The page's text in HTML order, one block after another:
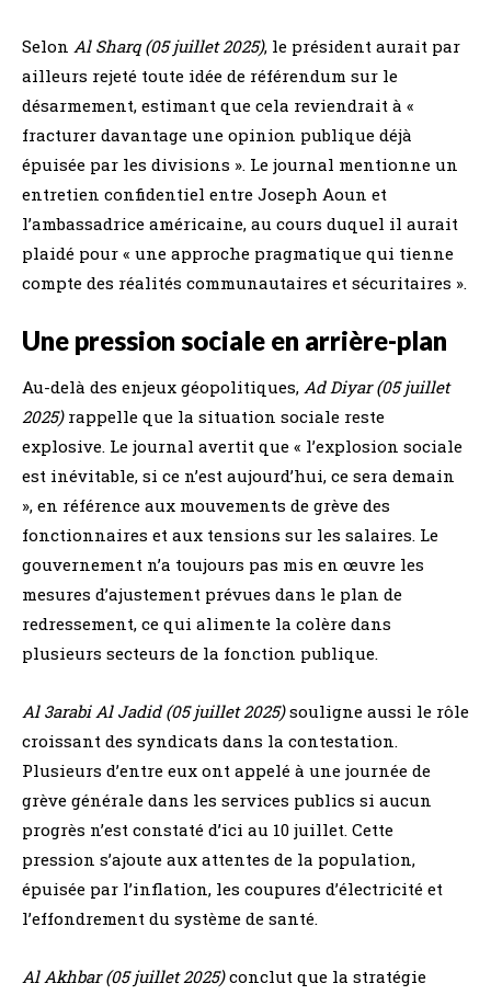
Selon Al Sharq (05 juillet 2025), le président aurait par
ailleurs rejeté toute idée de référendum sur le
désarmement, estimant que cela reviendrait à «
fracturer davantage une opinion publique déjà
épuisée par les divisions ». Le journal mentionne un
entretien confidentiel entre Joseph Aoun et
l’ambassadrice américaine, au cours duquel il aurait
plaidé pour « une approche pragmatique qui tienne
compte des réalités communautaires et sécuritaires ».
Une pression sociale en arrière-plan
Au-delà des enjeux géopolitiques, Ad Diyar (05 juillet
2025)rappelle que la situation sociale reste
explosive. Le journal avertit que « l’explosion sociale
est inévitable, si ce n’est aujourd’hui, ce sera demain
», en référence aux mouvements de grève des
fonctionnaires et aux tensions sur les salaires. Le
gouvernement n’a toujours pas mis en œuvre les
mesures d’ajustement prévues dans le plan de
redressement, ce qui alimente la colère dans
plusieurs secteurs de la fonction publique.
Al 3arabi Al Jadid (05 juillet 2025)souligne aussi le rôle
croissant des syndicats dans la contestation.
Plusieurs d’entre eux ont appelé à une journée de
grève générale dans les services publics si aucun
progrès n’est constaté d’ici au 10 juillet. Cette
pression s’ajoute aux attentes de la population,
épuisée par l’inflation, les coupures d’électricité et
l’effondrement du système de santé.
Al Akhbar (05 juillet 2025)conclut que la stratégie